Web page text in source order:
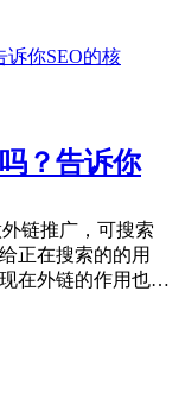
？告诉你
链推广，可搜索
正在搜索的的用
在外链的作用也越